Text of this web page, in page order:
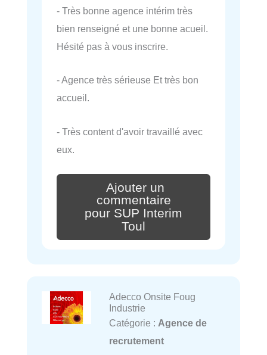
- Très bonne agence intérim très
bien renseigné et une bonne acueil.
Hésité pas à vous inscrire.
- Agence très sérieuse Et très bon
accueil.
- Très content d'avoir travaillé avec
eux.
Ajouter un
commentaire
pour SUP Interim
Toul
Adecco Onsite Foug
Industrie
Catégorie : Agence de
recrutement